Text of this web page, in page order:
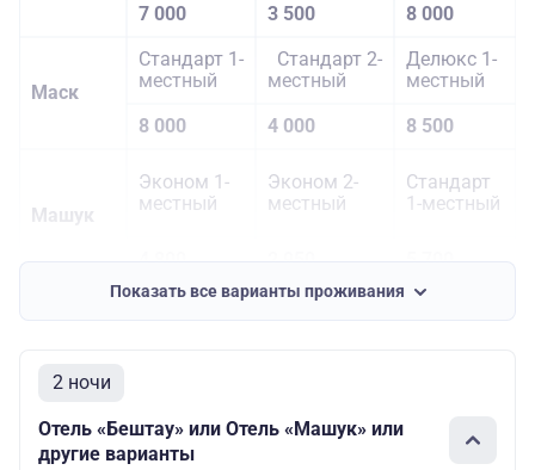
7 000 3 500 8 000
Маск
Стандарт 1-
местный
Стандарт 2-
местный
Делюкс 1-
местный
8 000
4 000 8 500
Машук
Эконом 1-
местный
Эконом 2-
местный
Стандарт
1-местный
Стандарт 2
Стандарт 2
Показать все варианты проживания
2 ночи
Отель «Бештау» или Отель «Машук» или
другие варианты